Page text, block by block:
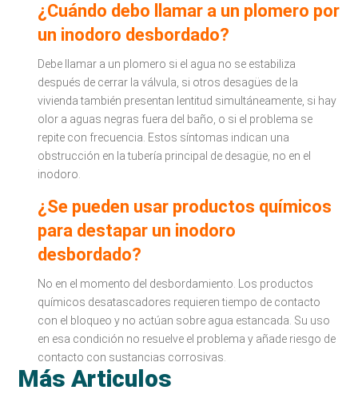
¿Cuándo debo llamar a un plomero por
un inodoro desbordado?
Debe llamar a un plomero si el agua no se estabiliza
después de cerrar la válvula, si otros desagües de la
vivienda también presentan lentitud simultáneamente, si hay
olor a aguas negras fuera del baño, o si el problema se
repite con frecuencia. Estos síntomas indican una
obstrucción en la tubería principal de desagüe, no en el
inodoro.
¿Se pueden usar productos químicos
para destapar un inodoro
desbordado?
No en el momento del desbordamiento. Los productos
químicos desatascadores requieren tiempo de contacto
con el bloqueo y no actúan sobre agua estancada. Su uso
en esa condición no resuelve el problema y añade riesgo de
contacto con sustancias corrosivas.
Más Articulos